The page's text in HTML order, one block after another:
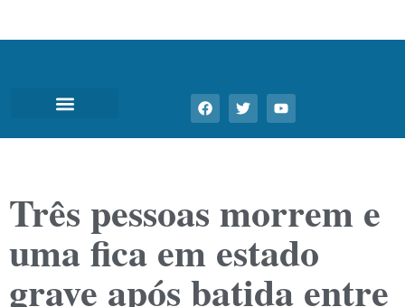
Três pessoas morrem e
uma fica em estado
grave após batida entre